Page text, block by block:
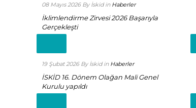
08 Mayıs 2026 By İskid in Haberler
İklimlendirme Zirvesi 2026 Başarıyla
Gerçekleşti
19 Şubat 2026 By İskid in Haberler
İSKİD 16. Dönem Olağan Mali Genel
Kurulu yapıldı